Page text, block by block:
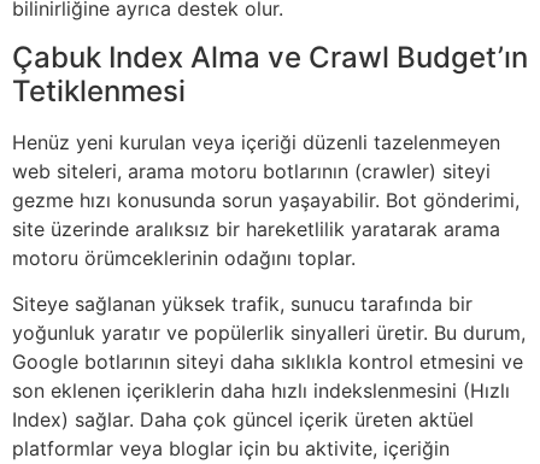
bilinirliğine ayrıca destek olur.
Çabuk Index Alma ve Crawl Budget’ın
Tetiklenmesi
Henüz yeni kurulan veya içeriği düzenli tazelenmeyen
web siteleri, arama motoru botlarının (crawler) siteyi
gezme hızı konusunda sorun yaşayabilir. Bot gönderimi,
site üzerinde aralıksız bir hareketlilik yaratarak arama
motoru örümceklerinin odağını toplar.
Siteye sağlanan yüksek trafik, sunucu tarafında bir
yoğunluk yaratır ve popülerlik sinyalleri üretir. Bu durum,
Google botlarının siteyi daha sıklıkla kontrol etmesini ve
son eklenen içeriklerin daha hızlı indekslenmesini (Hızlı
Index) sağlar. Daha çok güncel içerik üreten aktüel
platformlar veya bloglar için bu aktivite, içeriğin